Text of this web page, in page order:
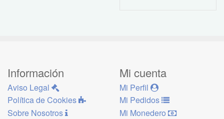
Información
Aviso Legal
Política de Cookies
Sobre Nosotros
Mi cuenta
Mi Perfil
Mi Pedidos
Mi Monedero